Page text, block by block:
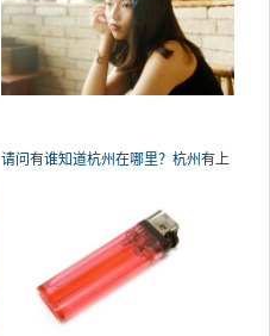
请问有谁知道杭州在哪里？杭州有上